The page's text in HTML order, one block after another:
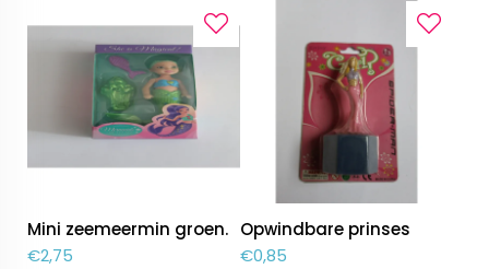
Mini zeemeermin groen.
€2,75
Opwindbare prinses
€0,85